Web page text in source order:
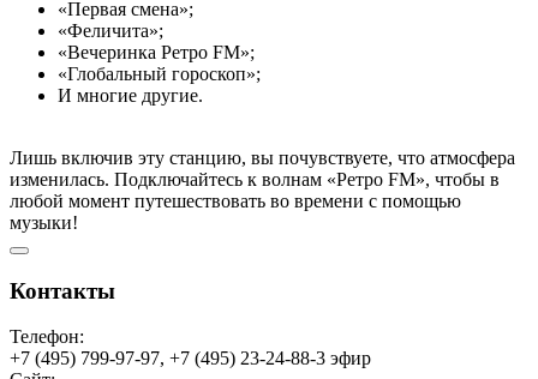
«Первая смена»;
«Феличита»;
«Вечеринка Ретро FM»;
«Глобальный гороскоп»;
И многие другие.
Лишь включив эту станцию, вы почувствуете, что атмосфера
изменилась. Подключайтесь к волнам «Ретро FM», чтобы в
любой момент путешествовать во времени с помощью
музыки!
Контакты
Телефон:
+7 (495) 799-97-97, +7 (495) 23-24-88-3 эфир